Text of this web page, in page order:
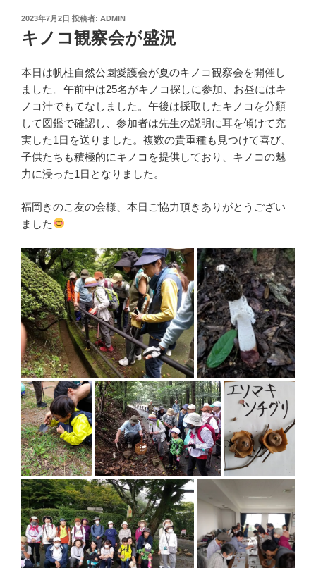
投
稿
日:
2023年7月2日 投稿者: ADMIN
キノコ観察会が盛況
本日は帆柱自然公園愛護会が夏のキノコ観察会を開催し
ました。午前中は25名がキノコ探しに参加、お昼にはキ
ノコ汁でもてなしました。午後は採取したキノコを分類
して図鑑で確認し、参加者は先生の説明に耳を傾けて充
実した1日を送りました。複数の貴重種も見つけて喜び、
子供たちも積極的にキノコを提供しており、キノコの魅
力に浸った1日となりました。
福岡きのこ友の会様、本日ご協力頂きありがとうござい
ました